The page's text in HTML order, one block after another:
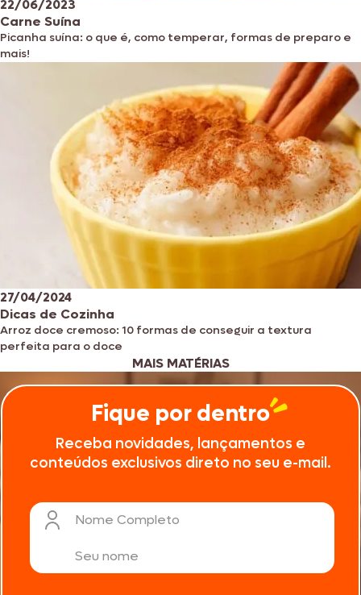
22/06/2023
Carne Suína
Picanha suína: o que é, como temperar, formas de preparo e
mais!
27/04/2024
Dicas de Cozinha
Arroz doce cremoso: 10 formas de conseguir a textura
perfeita para o doce
MAIS MATÉRIAS
Fique por dentro
Receba novidades, lançamentos e
conteúdos exclusivos direto no seu e-mail.
Nome Completo